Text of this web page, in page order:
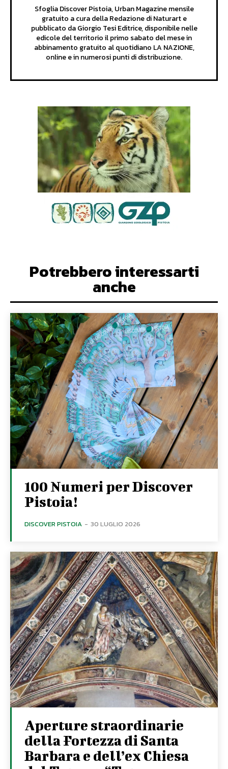
Sfoglia Discover Pistoia, Urban Magazine mensile
gratuito a cura della Redazione di Naturart e
pubblicato da Giorgio Tesi Editrice, disponibile nelle
edicole del territorio il primo sabato del mese in
abbinamento gratuito al quotidiano LA NAZIONE,
online e in numerosi punti di distribuzione.
Potrebbero interessarti
anche
100 Numeri per Discover
Pistoia!
DISCOVER PISTOIA - 30 LUGLIO 2026
Aperture straordinarie
della Fortezza di Santa
Barbara e dell’ex Chiesa